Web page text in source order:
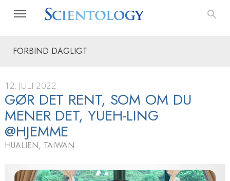
FORBIND DAGLIGT
12. JULI 2022
GØR DET RENT, SOM OM DU
MENER DET, YUEH-LING
@HJEMME
HUALIEN, TAIWAN